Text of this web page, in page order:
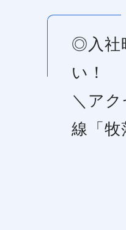
◎入社
い！
＼ア
線「牧